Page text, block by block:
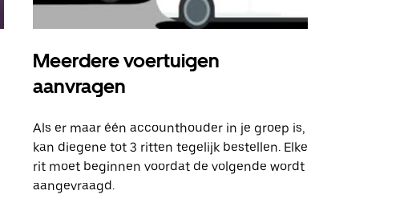
Meerdere voertuigen
aanvragen
Als er maar één accounthouder in je groep is,
kan diegene tot 3 ritten tegelijk bestellen. Elke
rit moet beginnen voordat de volgende wordt
aangevraagd.